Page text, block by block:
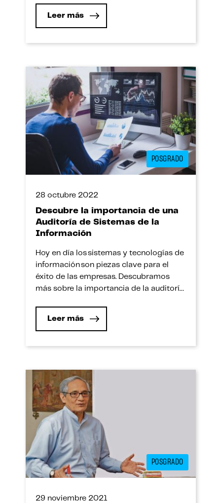
Leer más
POSGRADO
28 octubre 2022
Descubre la importancia de una
Auditoría de Sistemas de la
Información
Hoy en día los sistemas y tecnologías de
información son piezas clave para el
éxito de las empresas. Descubramos
más sobre la importancia de la auditoría
informática es un proceso de revisión de
las empresas a identificar hallazgos,
implementar controles adecuados que
permiten proteger su información crítica
y […]
Leer más
POSGRADO
29 noviembre 2021